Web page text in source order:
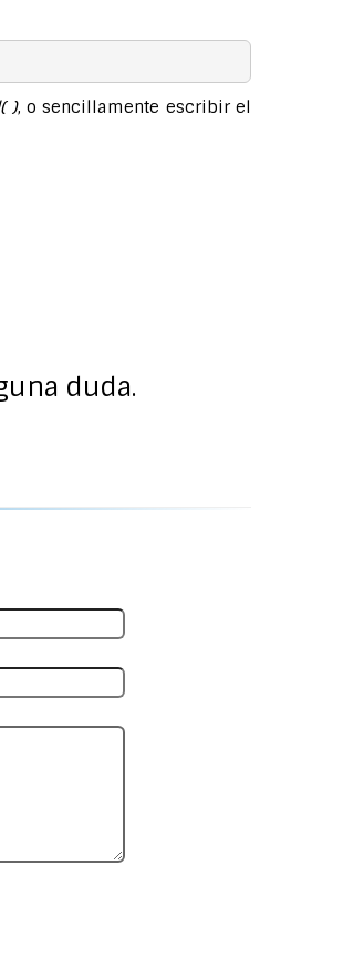
), o sencillamente escribir el
duda.